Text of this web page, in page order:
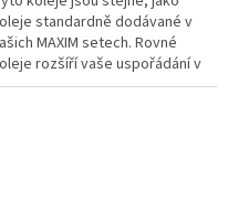
standardně dodávané v
MAXIM setech. Rovné
rozšíří vaše uspořádání v
směru. Dají se použít